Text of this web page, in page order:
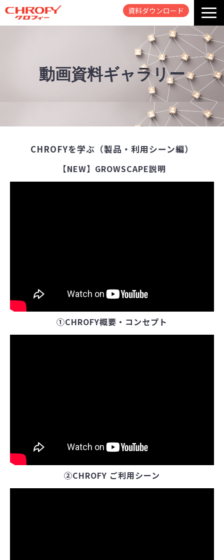
資料ダウンロード
Information & Tips
動画・資料ギャラリー
よくあるご質問
動画資料ギャラリー
CHROFYを学ぶ（製品・利用シーン編）
【NEW】GROWSCAPE説明
①CHROFY概要・コンセプト
②CHROFY ご利用シーン